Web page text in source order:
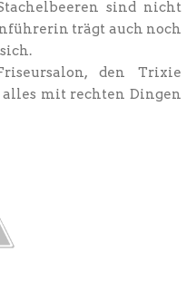
sind nicht
trägt auch noch
den Trixie
mit rechten Dingen